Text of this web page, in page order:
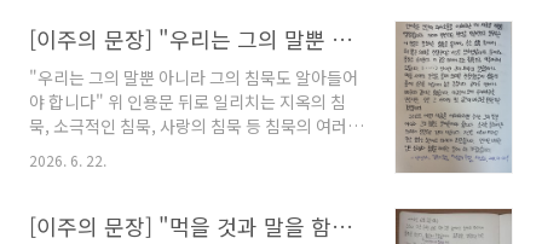
평화'를 잃지 않을 수 있는 길입니다.
[이주의 문장] "우리는 그의 말뿐 아니라 그의 침묵도 알아들어야 합니다"
"우리는 그의 말뿐 아니라 그의 침묵도 알아들어
야 합니다" 위 인용문 뒤로 일리치는 지옥의 침
묵, 소극적인 침묵, 사랑의 침묵 등 침묵의 여러
종류를 말합니다. "언어를 배우는 일은 소리보다
침묵을 배우는 일"이라는 일리치의 이야기가, 소
'침묵'을 듣는 일로 이끕니다.
2026. 6. 22.
[이주의 문장] "먹을 것과 말을 함께 나누는 것, 그것이 인간적 품위의 조건이 된다"